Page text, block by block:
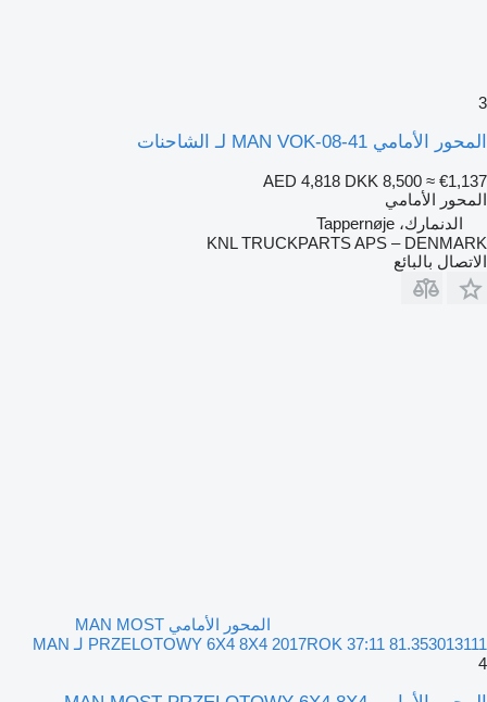
3
المحور الأمامي MAN VOK-08-41 لـ الشاحنات
AED 4,818 DKK 8,500 ≈ €1,137
المحور الأمامي
الدنمارك، Tappernøje
KNL TRUCKPARTS APS – DENMARK
الاتصال بالبائع
المحور الأمامي MAN MOST
PRZELOTOWY 6X4 8X4 2017ROK 37:11 81.353013111 لـ MAN
4